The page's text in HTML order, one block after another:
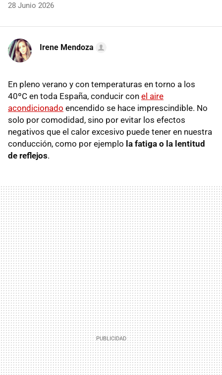
28 Junio 2026
Irene Mendoza
En pleno verano y con temperaturas en torno a los
40ºC en toda España, conducir con el aire
acondicionado encendido se hace imprescindible. No
solo por comodidad, sino por evitar los efectos
negativos que el calor excesivo puede tener en nuestra
conducción, como por ejemplo la fatiga o la lentitud
de reflejos.